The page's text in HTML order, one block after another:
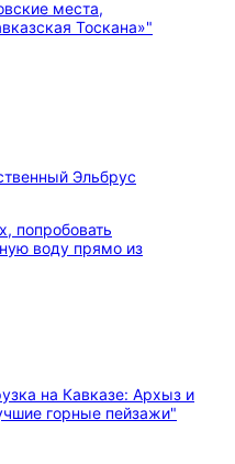
Эльбрус
попробовать
воду прямо из